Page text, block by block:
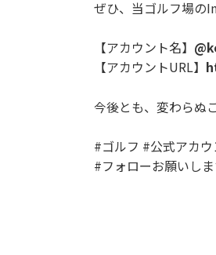
ぜひ、当ゴルフ場の
【アカウント名】
【アカウントURL】
今後とも、変わらぬ
#ゴルフ #公式アカ
#フォローお願いし